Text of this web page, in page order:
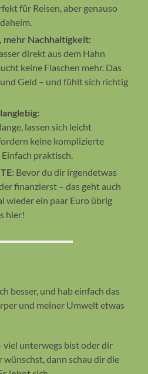
für Reisen, aber genauso
mehr Nachhaltigkeit:
direkt aus dem Hahn
keine Flaschen mehr. Das
Geld – und fühlt sich richtig
lassen sich leicht
keine komplizierte
praktisch.
Bevor du dir irgendetwas
finanzierst – das geht auch
wieder ein paar Euro übrig
hier!
besser, und hab einfach das
und meiner Umwelt etwas
viel unterwegs bist oder dir
wünschst, dann schau dir die